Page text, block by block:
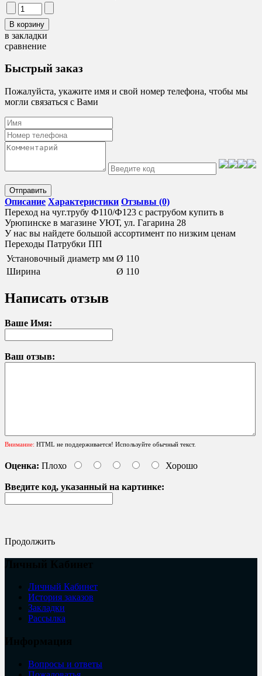
в закладки
сравнение
Быстрый заказ
Пожалуйста, укажите имя и свой номер телефона, чтобы мы
могли связаться с Вами
Отправить
Описание Характеристики Отзывы (0)
Переход на чуг.трубу Ф110/Ф123 с раструбом купить в
Урюпинске в магазине УЮТ, ул. Гагарина 28
У нас вы найдете большой ассортимент по низким ценам
Переходы Патрубки ПП
Установочный диаметр мм Ø 110
Ширина
Ø 110
Написать отзыв
Ваше Имя:
Ваш отзыв:
Внимание: HTML не поддерживается! Используйте обычный текст.
Оценка: Плохо Хорошо
Введите код, указанный на картинке:
Продолжить
Личный Кабинет
История заказов
Закладки
Рассылка
Вопросы и ответы